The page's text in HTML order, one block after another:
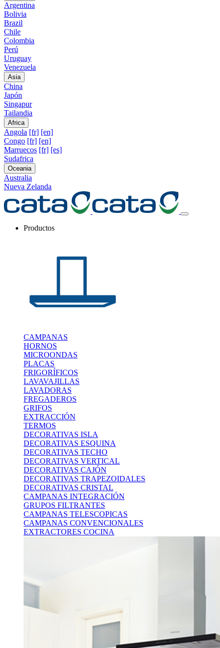
Argentina
Bolivia
Brazil
Chile
Colombia
Perú
Uruguay
Venezuela
Asia
China
Japón
Singapur
Tailandia
Africa
Angola [fr] [en]
Congo [fr] [en]
Marruecos [fr] [es]
Sudafrica
Oceania
Australia
Nueva Zelanda
Productos
CAMPANAS
HORNOS
MICROONDAS
PLACAS
FRIGORÍFICOS
LAVAVAJILLAS
LAVADORAS
FREGADEROS
GRIFOS
EXTRACCIÓN
TERMOS
DECORATIVAS ISLA
DECORATIVAS ESQUINA
DECORATIVAS TECHO
DECORATIVAS VERTICAL
DECORATIVAS CAJÓN
DECORATIVAS TRAPEZOIDALES
DECORATIVAS CRISTAL
CAMPANAS INTEGRACIÓN
GRUPOS FILTRANTES
CAMPANAS TELESCOPICAS
CAMPANAS CONVENCIONALES
EXTRACTORES COCINA